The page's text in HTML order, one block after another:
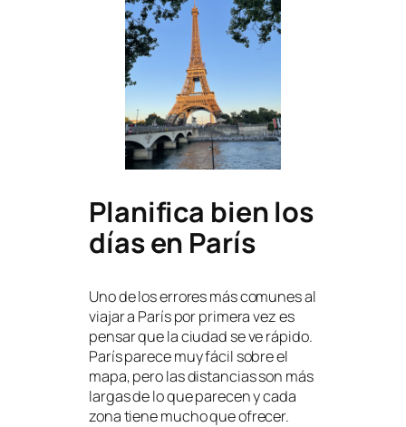
Planifica bien los
días en París
Uno de los errores más comunes al
viajar a París por primera vez es
pensar que la ciudad se ve rápido.
París parece muy fácil sobre el
mapa, pero las distancias son más
largas de lo que parecen y cada
zona tiene mucho que ofrecer.